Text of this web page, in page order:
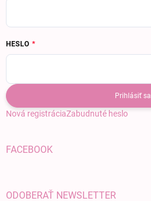
HESLO
Prihlásiť sa
Nová registráciaZabudnuté heslo
FACEBOOK
ODOBERAŤ NEWSLETTER